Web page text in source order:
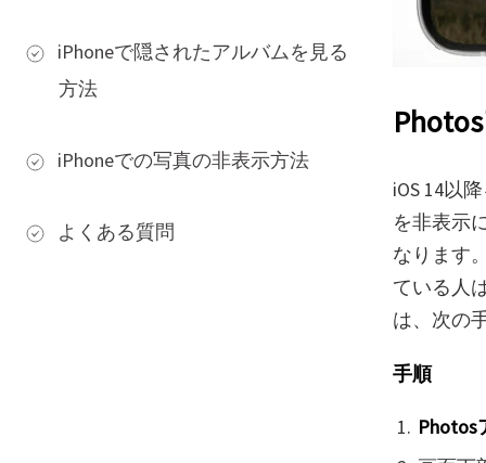
iPhoneで隠されたアルバムを見る
方法
iPhoneでの写真の非表示方法
よくある質問
iOS 14以
を非表示
なります
ている人
は、次の
手順
Photos